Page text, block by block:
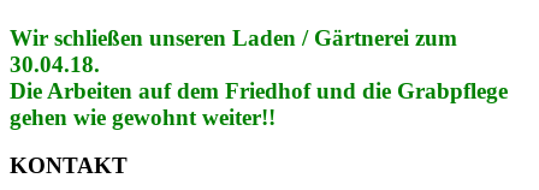
Wir schließen unseren Laden / Gärtnerei zum
30.04.18.
Die Arbeiten auf dem Friedhof und die Grabpflege
gehen wie gewohnt weiter!!
KONTAKT